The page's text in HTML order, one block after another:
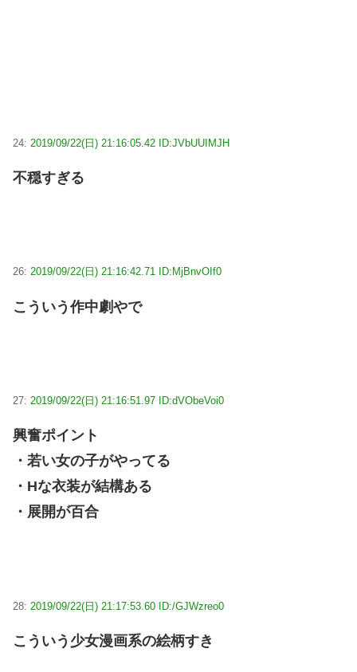
24: 2019/09/22(日) 21:16:05.42 ID:JVbUUIMJH
不穏すぎる
26: 2019/09/22(日) 21:16:42.71 ID:MjBnvOIf0
こういう作中劇やで
27: 2019/09/22(日) 21:16:51.97 ID:dVObeVoi0
興奮ポイント
・若い女の子がやってる
・Hな衣装が結構ある
・展開が百合
28: 2019/09/22(日) 21:17:53.60 ID:/GJWzreo0
こういう少女漫画系の絵柄すき